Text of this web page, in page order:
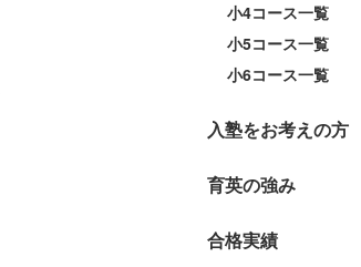
小4コース一覧
小5コース一覧
小6コース一覧
入塾をお考えの方
育英の強み
合格実績